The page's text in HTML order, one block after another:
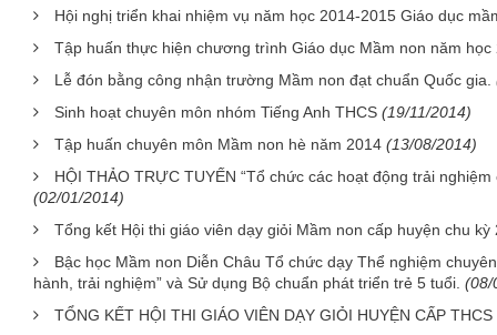
Hội nghị triển khai nhiệm vụ năm học 2014-2015 Giáo dục
Tập huấn thực hiện chương trình Giáo dục Mầm non năm học
Lễ đón bằng công nhận trường Mầm non đạt chuẩn Quốc gia.
Sinh hoạt chuyên môn nhóm Tiếng Anh THCS (19/11/2014)
Tập huấn chuyên môn Mầm non hè năm 2014 (13/08/2014)
HỘI THẢO TRỰC TUYẾN “Tổ chức các hoạt động trải
(02/01/2014)
Tổng kết Hội thi giáo viên dạy giỏi Mầm non cấp huyện chu kỳ
Bậc học Mầm non Diễn Châu Tổ chức dạy Thể nghiệm
hành, trải nghiệm” và Sử dụng Bộ chuẩn phát triển trẻ 5 tuổi. (08/
TỔNG KẾT HỘI THI GIÁO VIÊN DẠY GIỎI HUYỆN CẤP